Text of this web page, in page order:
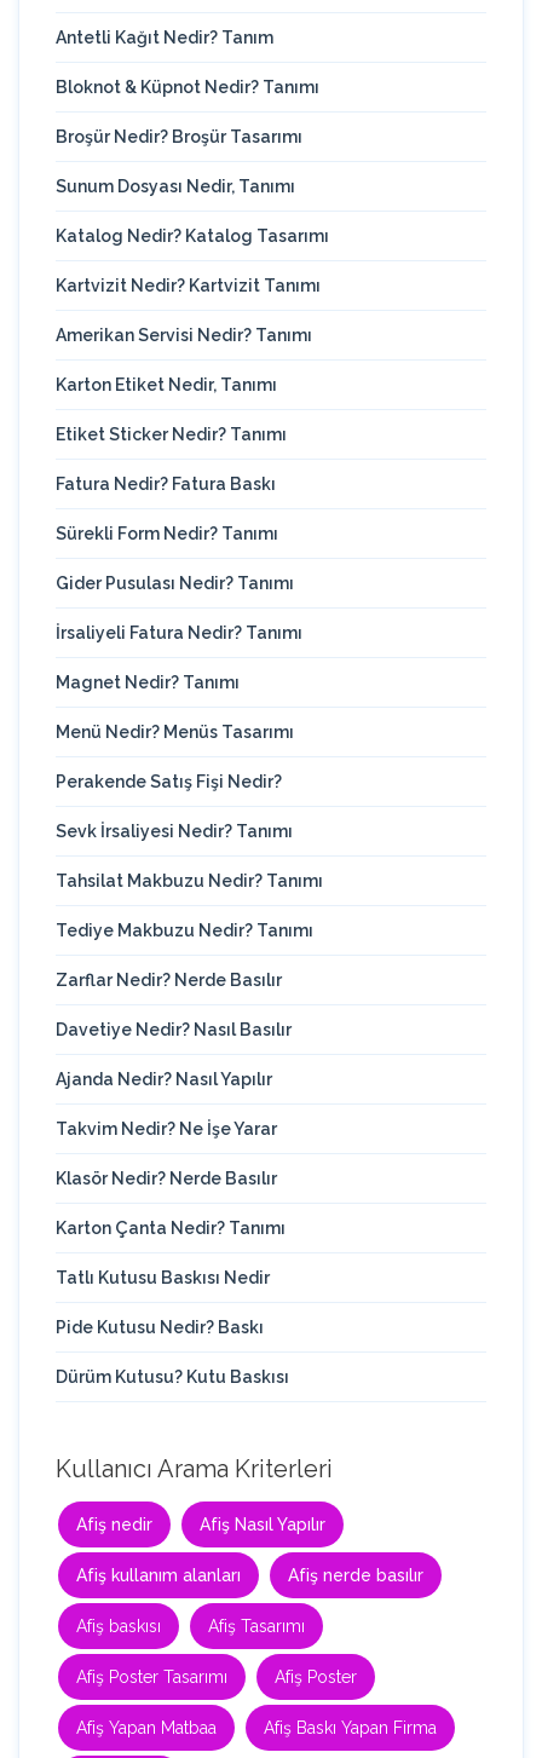
Antetli Kağıt Nedir? Tanım
Bloknot & Küpnot Nedir? Tanımı
Broşür Nedir? Broşür Tasarımı
Sunum Dosyası Nedir, Tanımı
Katalog Nedir? Katalog Tasarımı
Kartvizit Nedir? Kartvizit Tanımı
Amerikan Servisi Nedir? Tanımı
Karton Etiket Nedir, Tanımı
Etiket Sticker Nedir? Tanımı
Fatura Nedir? Fatura Baskı
Sürekli Form Nedir? Tanımı
Gider Pusulası Nedir? Tanımı
İrsaliyeli Fatura Nedir? Tanımı
Magnet Nedir? Tanımı
Menü Nedir? Menüs Tasarımı
Perakende Satış Fişi Nedir?
Sevk İrsaliyesi Nedir? Tanımı
Tahsilat Makbuzu Nedir? Tanımı
Tediye Makbuzu Nedir? Tanımı
Zarflar Nedir? Nerde Basılır
Davetiye Nedir? Nasıl Basılır
Ajanda Nedir? Nasıl Yapılır
Takvim Nedir? Ne İşe Yarar
Klasör Nedir? Nerde Basılır
Karton Çanta Nedir? Tanımı
Tatlı Kutusu Baskısı Nedir
Pide Kutusu Nedir? Baskı
Dürüm Kutusu? Kutu Baskısı
Kullanıcı Arama Kriterleri
Afiş nedir Afiş Nasıl Yapılır
Afiş kullanım alanları Afiş nerde basılır
Afiş baskısı Afiş Tasarımı
Afiş Poster Tasarımı Afiş Poster
Afiş Yapan Matbaa Afiş Baskı Yapan Firma